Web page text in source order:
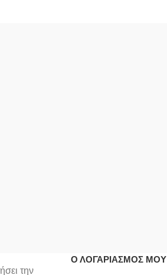
την
Ο ΛΟΓΑΡΙΑΣΜΟΣ ΜΟΥ